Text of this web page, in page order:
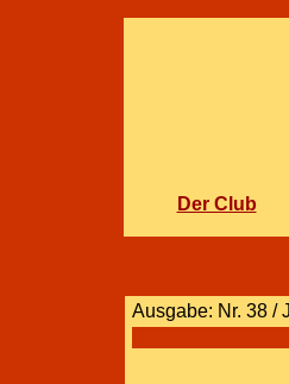
Der Club
Ausgabe: Nr. 38 /